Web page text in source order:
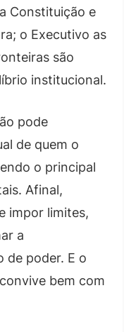
Constituição e
o Executivo as
são
institucional.
pode
de quem o
o principal
Afinal,
impor limites,
a
de poder. E o
bem com